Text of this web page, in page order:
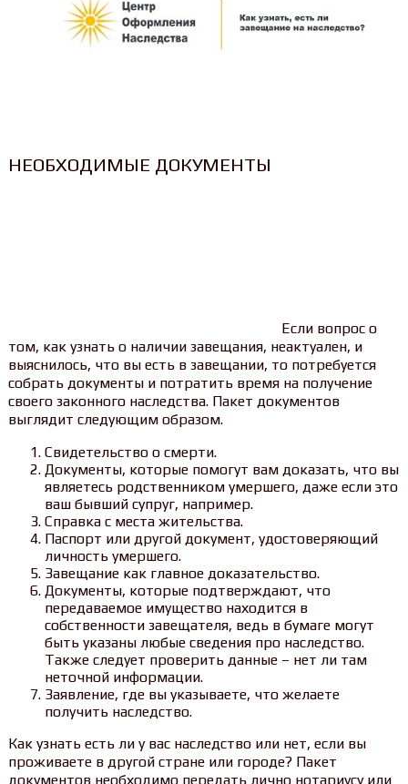
НЕОБХОДИМЫЕ ДОКУМЕНТЫ
Если вопрос о
том, как узнать о наличии завещания, неактуален, и
выяснилось, что вы есть в завещании, то потребуется
собрать документы и потратить время на получение
своего законного наследства. Пакет документов
выглядит следующим образом.
Свидетельство о смерти.
Документы, которые помогут вам доказать, что вы
являетесь родственником умершего, даже если это
ваш бывший супруг, например.
Справка с места жительства.
Паспорт или другой документ, удостоверяющий
личность умершего.
Завещание как главное доказательство.
Документы, которые подтверждают, что
передаваемое имущество находится в
собственности завещателя, ведь в бумаге могут
быть указаны любые сведения про наследство.
Также следует проверить данные – нет ли там
неточной информации.
Заявление, где вы указываете, что желаете
получить наследство.
Как узнать есть ли у вас наследство или нет, если вы
проживаете в другой стране или городе? Пакет
документов необходимо передать лично нотариусу или